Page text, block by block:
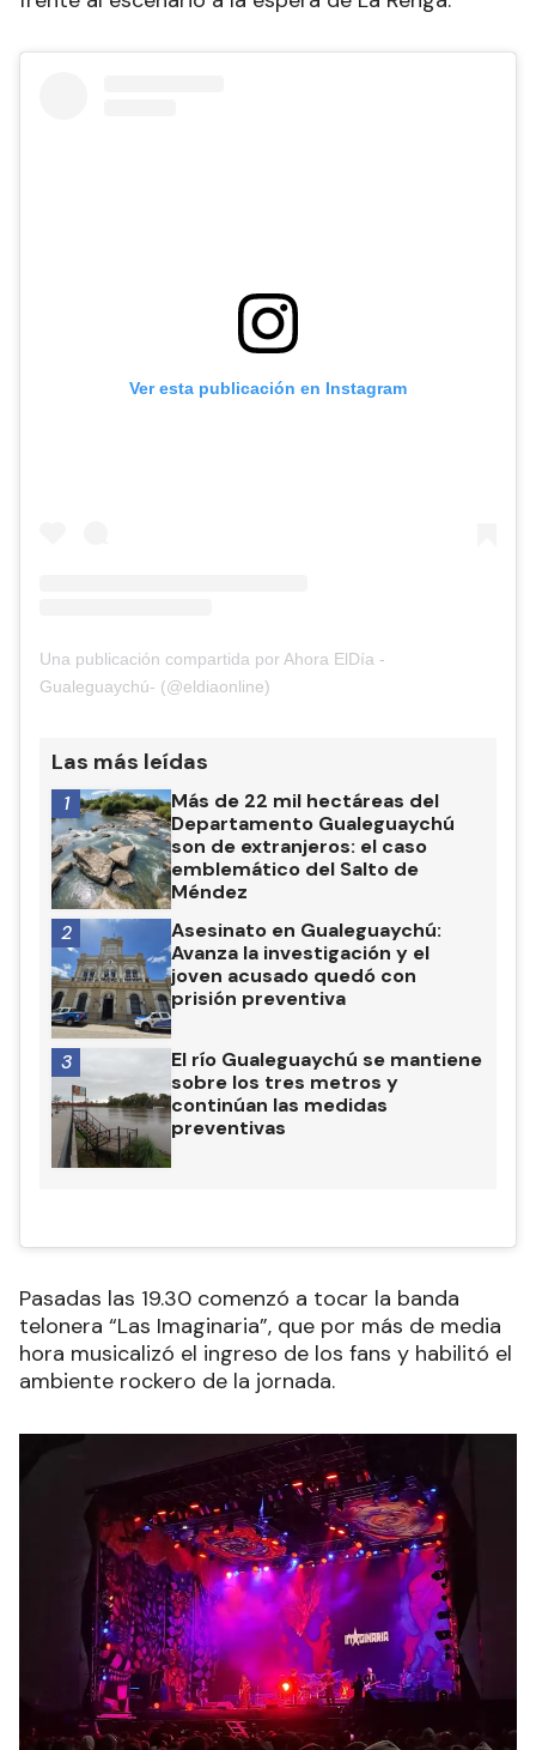
Ver esta publicación en Instagram
Una publicación compartida por Ahora ElDía -
Gualeguaychú- (@eldiaonline)
Las más leídas
Más de 22 mil hectáreas del
Departamento Gualeguaychú
son de extranjeros: el caso
emblemático del Salto de
Méndez
1
Asesinato en Gualeguaychú:
Avanza la investigación y el
joven acusado quedó con
prisión preventiva
2
El río Gualeguaychú se mantiene
sobre los tres metros y
continúan las medidas
preventivas
3
Pasadas las 19.30 comenzó a tocar la banda
telonera “Las Imaginaria”, que por más de media
hora musicalizó el ingreso de los fans y habilitó el
ambiente rockero de la jornada.